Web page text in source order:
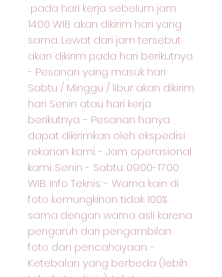
pada hari kerja sebelum jam
14:00 WIB akan dikirim hari yang
sama. Lewat dari jam tersebut
akan dikirim pada hari berikutnya.
- Pesanan yang masuk hari
Sabtu / Minggu / libur akan dikirim
hari Senin atau hari kerja
berikutnya. - Pesanan hanya
dapat dikirimkan oleh ekspedisi
rekanan kami. - Jam operasional
kami: Senin - Sabtu: 09:00-17:00
WIB. Info Teknis: - Warna kain di
foto kemungkinan tidak 100%
sama dengan warna asli karena
pengaruh dari pengambilan
foto dan pencahayaan. -
Ketebalan yang berbeda (lebih